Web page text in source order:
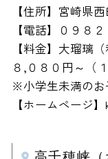
【住所】宮崎県
【電話】０９８
【料金】大瑠璃
８,０８０円～（
※小学生未満のお
【ホームページ